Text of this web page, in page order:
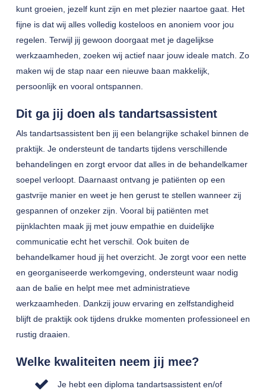
kunt groeien, jezelf kunt zijn en met plezier naartoe gaat. Het
fijne is dat wij alles volledig kosteloos en anoniem voor jou
regelen. Terwijl jij gewoon doorgaat met je dagelijkse
werkzaamheden, zoeken wij actief naar jouw ideale match. Zo
maken wij de stap naar een nieuwe baan makkelijk,
persoonlijk en vooral ontspannen.
Dit ga jij doen als tandartsassistent
Als tandartsassistent ben jij een belangrijke schakel binnen de
praktijk. Je ondersteunt de tandarts tijdens verschillende
behandelingen en zorgt ervoor dat alles in de behandelkamer
soepel verloopt. Daarnaast ontvang je patiënten op een
gastvrije manier en weet je hen gerust te stellen wanneer zij
gespannen of onzeker zijn. Vooral bij patiënten met
pijnklachten maak jij met jouw empathie en duidelijke
communicatie echt het verschil. Ook buiten de
behandelkamer houd jij het overzicht. Je zorgt voor een nette
en georganiseerde werkomgeving, ondersteunt waar nodig
aan de balie en helpt mee met administratieve
werkzaamheden. Dankzij jouw ervaring en zelfstandigheid
blijft de praktijk ook tijdens drukke momenten professioneel en
rustig draaien.
Welke kwaliteiten neem jij mee?
Je hebt een diploma tandartsassistent en/of